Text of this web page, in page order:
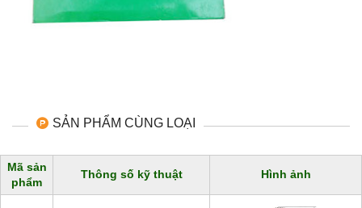
SẢN PHẨM CÙNG LOẠI
Mã sản
phẩm
Thông số kỹ thuật Hình ảnh